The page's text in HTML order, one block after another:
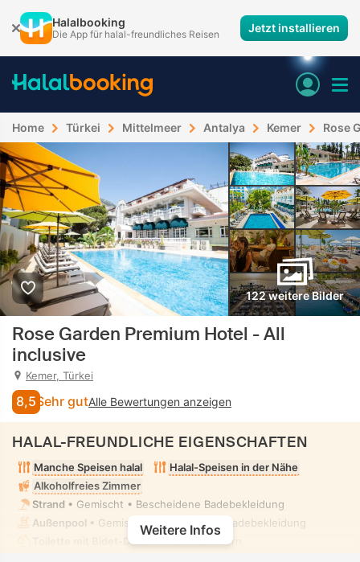
Halalbooking
Die App für halal-freundliches Reisen Jetzt installieren
Home Türkei Mittelmeer Antalya Kemer Rose
122 weitere Bilder
Rose Garden Premium Hotel - All
inclusive
Kemer, Türkei
8,5 Sehr gutAlle Bewertungen anzeigen
HALAL-FREUNDLICHE EIGENSCHAFTEN
Manche Speisen halal
Halal-Speisen in der Nähe
Alkoholfreies Zimmer
Strand • Gemischt • Bescheidene Badebekleidung
Außenpool • Gemischt • Bescheidene Badebekleidung
Toilette mit Bidet-Düse
• In allen Zimmern
Weitere Infos